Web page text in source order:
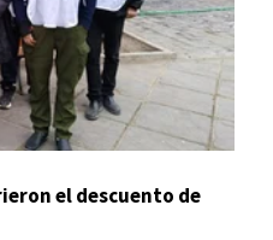
el descuento de